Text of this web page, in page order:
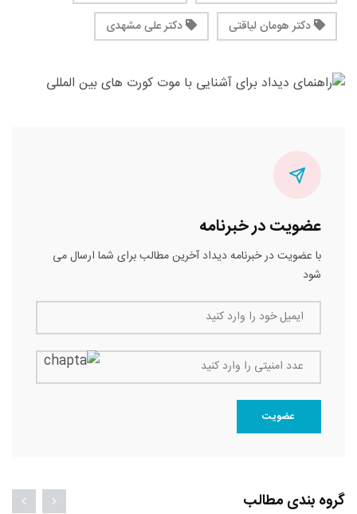
دکتر هومان لیاقتی
دکتر علی مشهدى
عضویت در خبرنامه
با عضویت در خبرنامه دیداد آخرین مطالب برای شما ارسال می
شود
ایمیل خود را وارد کنید
عدد امنیتی را وارد کنید
عضویت
گروه بندی مطالب